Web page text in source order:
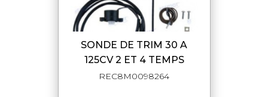
SONDE DE TRIM 30 A
125CV 2 ET 4 TEMPS
REC8M0098264